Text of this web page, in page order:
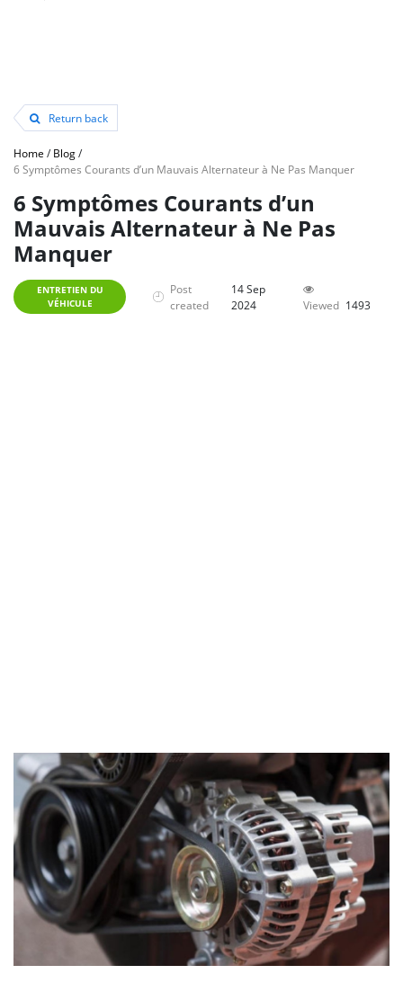
Return back
Home /Blog/
6 Symptômes Courants d’un Mauvais Alternateur à Ne Pas Manquer
6 Symptômes Courants d’un
Mauvais Alternateur à Ne Pas
Manquer
ENTRETIEN DU
VÉHICULE
Post
created
14 Sep
2024
Viewed 1493